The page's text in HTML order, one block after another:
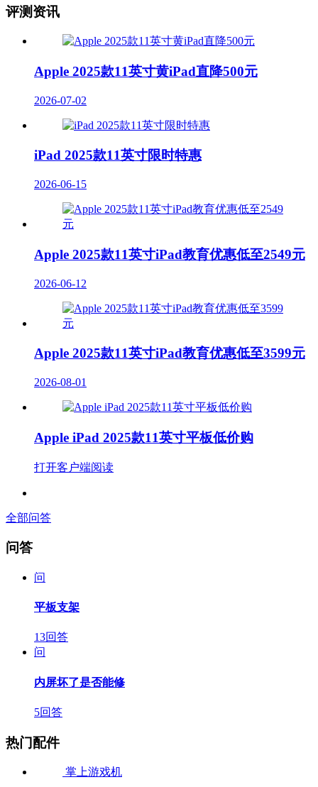
评测资讯
Apple 2025款11英寸黄iPad直降500元
2026-07-02
iPad 2025款11英寸限时特惠
2026-06-15
Apple 2025款11英寸iPad教育优惠低至2549元
2026-06-12
Apple 2025款11英寸iPad教育优惠低至3599元
2026-08-01
Apple iPad 2025款11英寸平板低价购
打开客户端阅读
全部问答
问答
问
平板支架
13回答
问
内屏坏了是否能修
5回答
热门配件
掌上游戏机